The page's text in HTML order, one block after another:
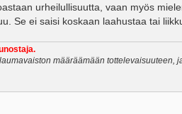
urheilullisuutta, vaan myös
Se ei saisi koskaan laahustaa tai
määräämään tottelevaisuuteen,